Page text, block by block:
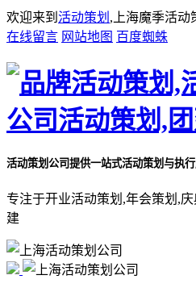
欢迎来到 活动策划 ,上海魔季活动
在线留言 网站地图 百度蜘蛛
活动策划公司提供一站式活动策划与执
专注于开业活动策划,年会策划,
建